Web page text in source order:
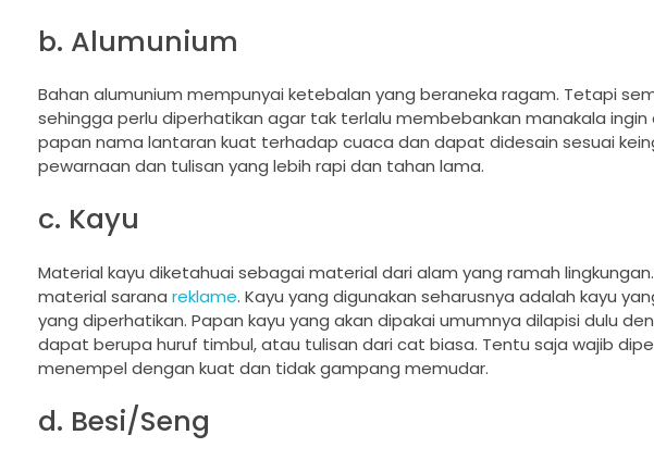
b. Alumunium
Bahan alumunium mempunyai ketebalan yang beraneka ragam. Tetapi
sehingga perlu diperhatikan agar tak terlalu membebankan manakala
papan nama lantaran kuat terhadap cuaca dan dapat didesain sesuai
pewarnaan dan tulisan yang lebih rapi dan tahan lama.
c. Kayu
Material kayu diketahuai sebagai material dari alam yang ramah
material sarana reklame. Kayu yang digunakan seharusnya adalah kayu
yang diperhatikan. Papan kayu yang akan dipakai umumnya dilapisi dulu
dapat berupa huruf timbul, atau tulisan dari cat biasa. Tentu saja wajib
menempel dengan kuat dan tidak gampang memudar.
d. Besi/Seng